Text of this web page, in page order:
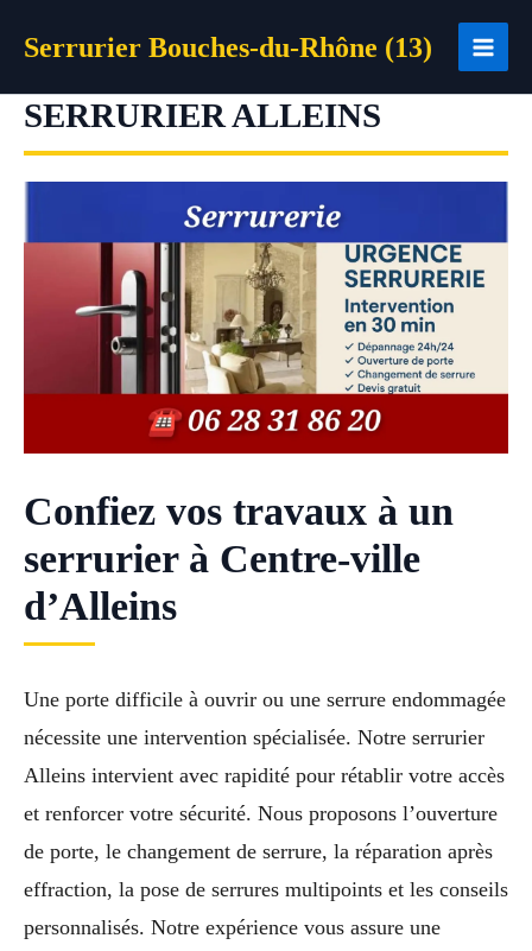
Serrurier Bouches-du-Rhône (13)
SERRURIER ALLEINS
Confiez vos travaux à un
serrurier à Centre-ville
d’Alleins
Une porte difficile à ouvrir ou une serrure endommagée
nécessite une intervention spécialisée. Notre serrurier
Alleins intervient avec rapidité pour rétablir votre accès
et renforcer votre sécurité. Nous proposons l’ouverture
de porte, le changement de serrure, la réparation après
effraction, la pose de serrures multipoints et les conseils
personnalisés. Notre expérience vous assure une